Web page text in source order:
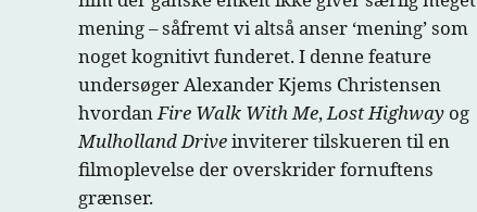
mening – såfremt vi altså anser ‘mening’ som
noget kognitivt funderet. I denne feature
undersøger Alexander Kjems Christensen
hvordanFire Walk With Me,Lost Highway og
Mulholland Driveinviterer tilskueren til en
filmoplevelse der overskrider fornuftens
grænser.